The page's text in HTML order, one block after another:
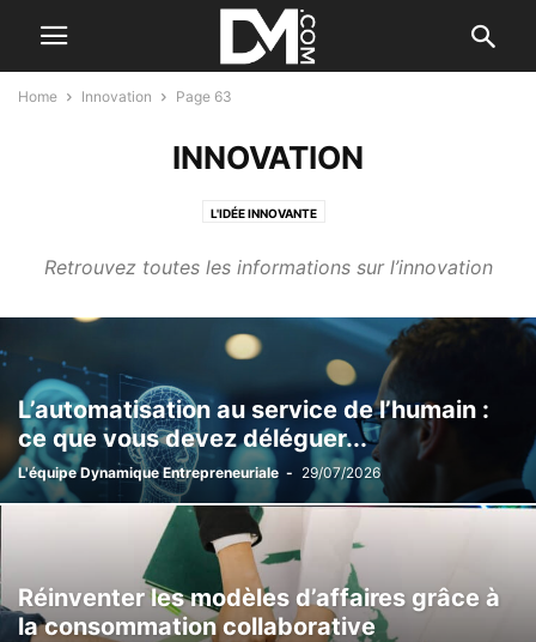
Home Innovation Page 63
INNOVATION
L'IDÉE INNOVANTE
Retrouvez toutes les informations sur l’innovation
L’automatisation au service de l’humain :
ce que vous devez déléguer...
L'équipe Dynamique Entrepreneuriale - 29/07/2026
Réinventer les modèles d’affaires grâce à
la consommation collaborative